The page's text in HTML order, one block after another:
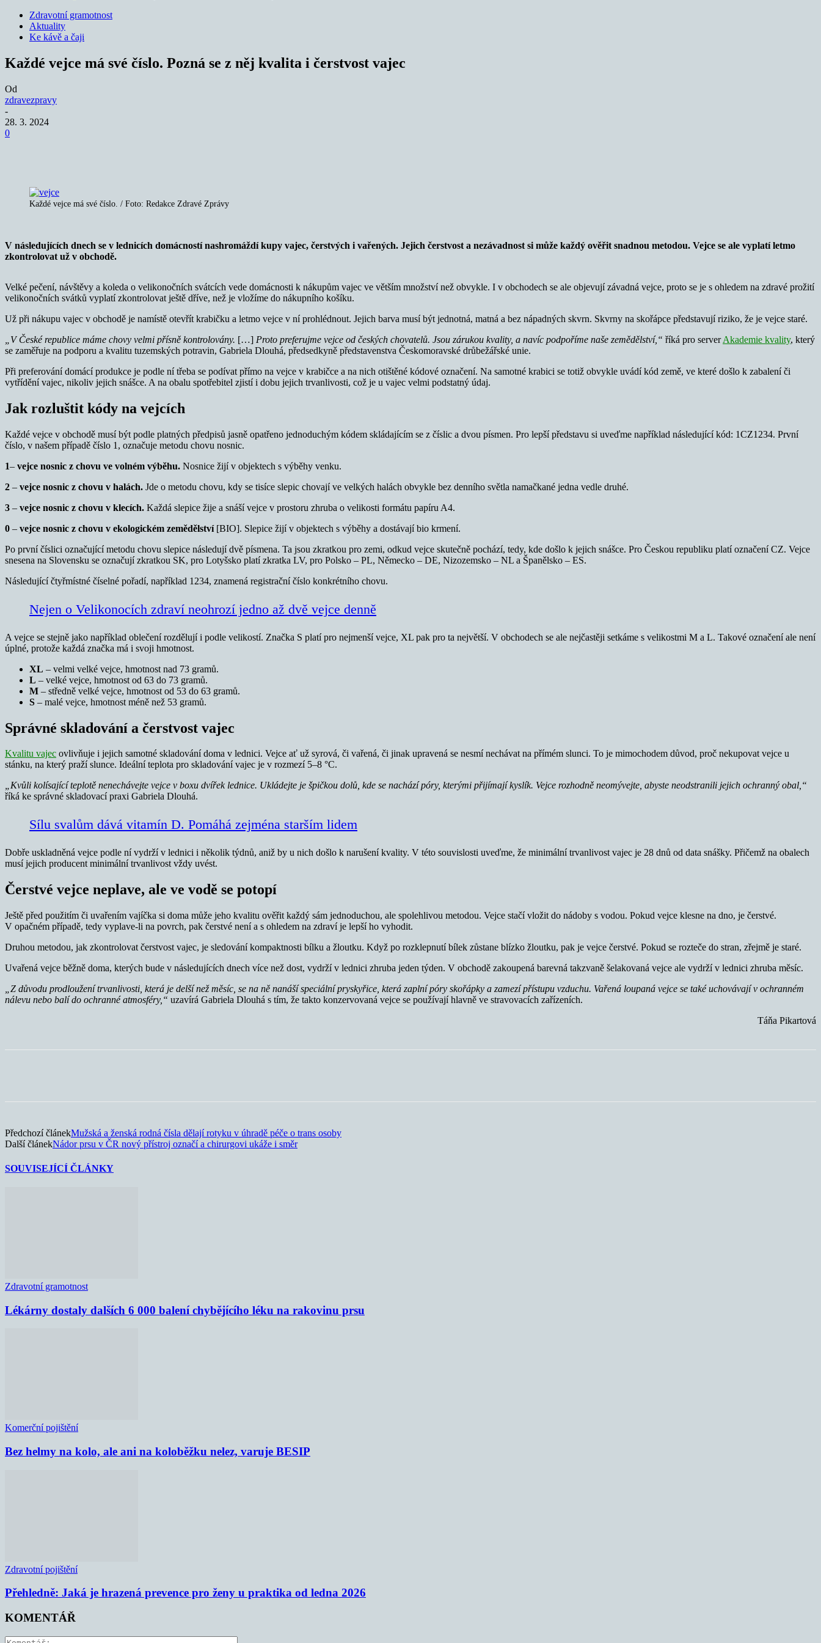
Zdravotní gramotnost
Aktuality
Ke kávě a čaji
Každé vejce má své číslo. Pozná se z něj kvalita i čerstvost vajec
Od
zdravezpravy
-
28. 3. 2024
0
Každé vejce má své číslo. / Foto: Redakce Zdravé Zprávy
V následujících dnech se v lednicích domácností nashromáždí kupy vajec, čerstvých i vařených. Jejich čerstvost a nezávadnost si může každý ověřit snadnou metodou. Vejce se ale vyplatí letmo
zkontrolovat už v obchodě.
Velké pečení, návštěvy a koleda o velikonočních svátcích vede domácnosti k nákupům vajec ve větším množství než obvykle. I v obchodech se ale objevují závadná vejce, proto se je s ohledem na zdravé prožití
velikonočních svátků vyplatí zkontrolovat ještě dříve, než je vložíme do nákupního košíku.
Už při nákupu vajec v obchodě je namístě otevřít krabičku a letmo vejce v ní prohlédnout. Jejich barva musí být jednotná, matná a bez nápadných skvrn. Skvrny na skořápce představují riziko, že je vejce staré.
„V České republice máme chovy velmi přísně kontrolovány. […] Proto preferujme vejce od českých chovatelů. Jsou zárukou kvality, a navíc podpoříme naše zemědělství,“ říká pro serverAkademie kvality, který
se zaměřuje na podporu a kvalitu tuzemských potravin, Gabriela Dlouhá, předsedkyně představenstva Českomoravské drůbežářské unie.
Při preferování domácí produkce je podle ní třeba se podívat přímo na vejce v krabičce a na nich otištěné kódové označení. Na samotné krabici se totiž obvykle uvádí kód země, ve které došlo k zabalení či
vytřídění vajec, nikoliv jejich snášce. A na obalu spotřebitel zjistí i dobu jejich trvanlivosti, což je u vajec velmi podstatný údaj.
Jak rozluštit kódy na vejcích
Každé vejce v obchodě musí být podle platných předpisů jasně opatřeno jednoduchým kódem skládajícím se z číslic a dvou písmen. Pro lepší představu si uveďme například následující kód: 1CZ1234. První
číslo, v našem případě číslo 1, označuje metodu chovu nosnic.
1– vejce nosnic z chovu ve volném výběhu. Nosnice žijí v objektech s výběhy venku.
2 – vejce nosnic z chovu v halách. Jde o metodu chovu, kdy se tisíce slepic chovají ve velkých halách obvykle bez denního světla namačkané jedna vedle druhé.
3 – vejce nosnic z chovu v klecích. Každá slepice žije a snáší vejce v prostoru zhruba o velikosti formátu papíru A4.
0 – vejce nosnic z chovu v ekologickém zemědělství[BIO]. Slepice žijí v objektech s výběhy a dostávají bio krmení.
Po první číslici označující metodu chovu slepice následují dvě písmena. Ta jsou zkratkou pro zemi, odkud vejce skutečně pochází, tedy, kde došlo k jejich snášce. Pro Českou republiku platí označení CZ. Vejce
snesena na Slovensku se označují zkratkou SK, pro Lotyšsko platí zkratka LV, pro Polsko – PL, Německo – DE, Nizozemsko – NL a Španělsko – ES.
Následující čtyřmístné číselné pořadí, například 1234, znamená registrační číslo konkrétního chovu.
Nejen o Velikonocích zdraví neohrozí jedno až dvě vejce denně
A vejce se stejně jako například oblečení rozdělují i podle velikostí. Značka S platí pro nejmenší vejce, XL pak pro ta největší. V obchodech se ale nejčastěji setkáme s velikostmi M a L. Takové označení ale není
úplné, protože každá značka má i svoji hmotnost.
XL – velmi velké vejce, hmotnost nad 73 gramů.
L – velké vejce, hmotnost od 63 do 73 gramů.
M – středně velké vejce, hmotnost od 53 do 63 gramů.
S – malé vejce, hmotnost méně než 53 gramů.
Správné skladování a čerstvost vajec
Kvalitu vajec ovlivňuje i jejich samotné skladování doma v lednici. Vejce ať už syrová, či vařená, či jinak upravená se nesmí nechávat na přímém slunci. To je mimochodem důvod, proč nekupovat vejce u
stánku, na který praží slunce. Ideální teplota pro skladování vajec je v rozmezí 5–8 °C.
„Kvůli kolísající teplotě nenechávejte vejce v boxu dvířek lednice. Ukládejte je špičkou dolů, kde se nachází póry, kterými přijímají kyslík. Vejce rozhodně neomývejte, abyste neodstranili jejich ochranný obal,“
říká ke správné skladovací praxi Gabriela Dlouhá.
Sílu svalům dává vitamín D. Pomáhá zejména starším lidem
Dobře uskladněná vejce podle ní vydrží v lednici i několik týdnů, aniž by u nich došlo k narušení kvality. V této souvislosti uveďme, že minimální trvanlivost vajec je 28 dnů od data snášky. Přičemž na obalech
musí jejich producent minimální trvanlivost vždy uvést.
Čerstvé vejce neplave, ale ve vodě se potopí
Ještě před použitím či uvařením vajíčka si doma může jeho kvalitu ověřit každý sám jednoduchou, ale spolehlivou metodou. Vejce stačí vložit do nádoby s vodou. Pokud vejce klesne na dno, je čerstvé.
V opačném případě, tedy vyplave-li na povrch, pak čerstvé není a s ohledem na zdraví je lepší ho vyhodit.
Druhou metodou, jak zkontrolovat čerstvost vajec, je sledování kompaktnosti bílku a žloutku. Když po rozklepnutí bílek zůstane blízko žloutku, pak je vejce čerstvé. Pokud se rozteče do stran, zřejmě je staré.
Uvařená vejce běžně doma, kterých bude v následujících dnech více než dost, vydrží v lednici zhruba jeden týden. V obchodě zakoupená barevná takzvaně šelakovaná vejce ale vydrží v lednici zhruba měsíc.
„Z důvodu prodloužení trvanlivosti, která je delší než měsíc, se na ně nanáší speciální pryskyřice, která zaplní póry skořápky a zamezí přístupu vzduchu. Vařená loupaná vejce se také uchovávají v ochranném
nálevu nebo balí do ochranné atmosféry,“ uzavírá Gabriela Dlouhá s tím, že takto konzervovaná vejce se používají hlavně ve stravovacích zařízeních.
Táňa Pikartová
Předchozí článekMužská a ženská rodná čísla dělají rotyku v úhradě péče o trans osoby
Další článekNádor prsu v ČR nový přístroj označí a chirurgovi ukáže i směr
SOUVISEJÍCÍ ČLÁNKY
Zdravotní gramotnost
Lékárny dostaly dalších 6 000 balení chybějícího léku na rakovinu prsu
Komerční pojištění
Bez helmy na kolo, ale ani na koloběžku nelez, varuje BESIP
Zdravotní pojištění
Přehledně: Jaká je hrazená prevence pro ženy u praktika od ledna 2026
KOMENTÁŘ